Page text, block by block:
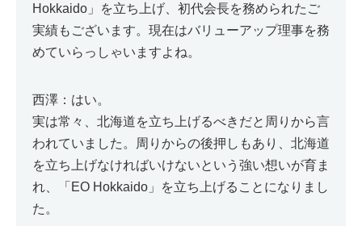
Hokkaido」を立ち上げ、初代会長を務められたご
実績もございます。現在はバリューアップ理事を務
めていらっしゃいますよね。
西澤：はい。
実は常々、北海道を立ち上げるべきだと周りから言
われていました。周りからの後押しもあり、北海道
を立ち上げなければいけないという強い想いが育ま
れ、「EO Hokkaido」を立ち上げることになりまし
た。